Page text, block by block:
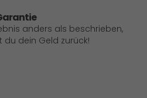
anders als beschrieben,
dein Geld zurück!